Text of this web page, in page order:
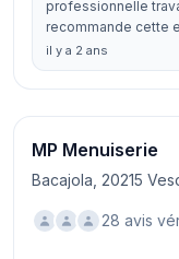
professionnelle
recommande cette
il y a 2 ans
MP Menuiserie
Bacajola, 20215
28 avis